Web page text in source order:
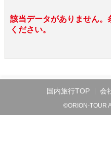
該当データがありません。
ください。
国内旅行TOP 会
©ORION-TOUR